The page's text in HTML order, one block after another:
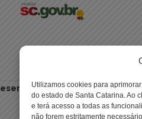
Utilizamos cookies para
do estado de Santa Catarina. Ao
e terá acesso a todas as
não forem estritamente
-